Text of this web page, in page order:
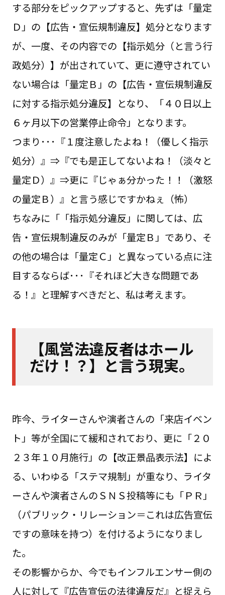
する部分をピックアップすると、先ずは「量定
Ｄ」の【広告・宣伝規制違反】処分となります
が、一度、その内容での【指示処分（と言う行
政処分）】が出されていて、更に遵守されてい
ない場合は「量定Ｂ」の【広告・宣伝規制違反
に対する指示処分違反】となり、「４０日以上
６ヶ月以下の営業停止命令」となります。
つまり･･･『１度注意したよね！（優しく指示
処分）』⇒『でも是正してないよね！（淡々と
量定Ｄ）』⇒更に『じゃぁ分かった！！（激怒
の量定Ｂ）』と言う感じですかねぇ（怖）
ちなみに「「指示処分違反」に関しては、広
告・宣伝規制違反のみが「量定Ｂ」であり、そ
の他の場合は「量定Ｃ」と異なっている点に注
目するならば･･･『それほど大きな問題であ
る！』と理解すべきだと、私は考えます。
【風営法違反者はホール
だけ！？】と言う現実。
昨今、ライターさんや演者さんの「来店イベン
ト」等が全国にて緩和されており、更に「２０
２３年１０月施行」の【改正景品表示法】によ
る、いわゆる「ステマ規制」が重なり、ライタ
ーさんや演者さんのＳＮＳ投稿等にも「ＰＲ」
（パブリック・リレーション＝これは広告宣伝
ですの意味を持つ）を付けるようになりまし
た。
その影響からか、今でもインフルエンサー側の
人に対して『広告宣伝の法律違反だ』と捉えら